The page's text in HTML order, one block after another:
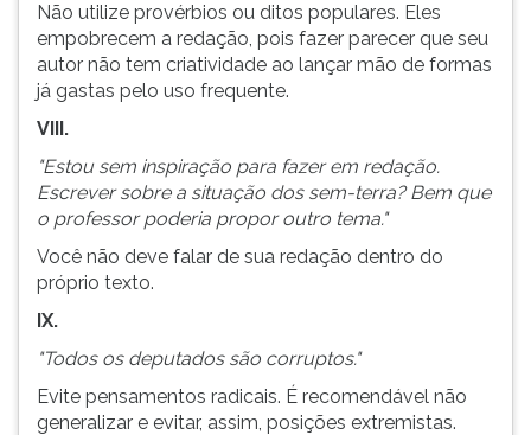
Não utilize provérbios ou ditos populares. Eles
empobrecem a redação, pois fazer parecer que seu
autor não tem criatividade ao lançar mão de formas
já gastas pelo uso frequente.
VIII.
"Estou sem inspiração para fazer em redação.
Escrever sobre a situação dos sem-terra? Bem que
o professor poderia propor outro tema."
Você não deve falar de sua redação dentro do
próprio texto.
IX.
"Todos os deputados são corruptos."
Evite pensamentos radicais. É recomendável não
generalizar e evitar, assim, posições extremistas.